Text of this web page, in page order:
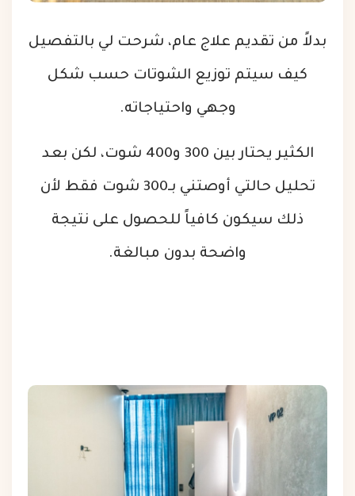
بدلاً من تقديم علاج عام، شرحت لي بالتفصيل
كيف سيتم توزيع الشوتات حسب شكل
وجهي واحتياجاته.
الكثير يحتار بين 300 و400 شوت، لكن بعد
تحليل حالتي أوصتني بـ300 شوت فقط لأن
ذلك سيكون كافياً للحصول على نتيجة
واضحة بدون مبالغة.